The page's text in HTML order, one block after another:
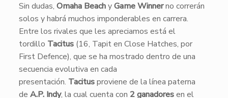
Sin dudas, Omaha BeachyGame Winnerno correrán
solos y habrá muchos imponderables en carrera.
Entre los rivales que les apreciamos está el
tordillo Tacitus(16, Tapit en Close Hatches, por
First Defence), que se ha mostrado dentro de una
secuencia evolutiva en cada
presentación. Tacitusproviene de la línea paterna
de A.P. Indy, la cual cuenta con 2 ganadoresen el